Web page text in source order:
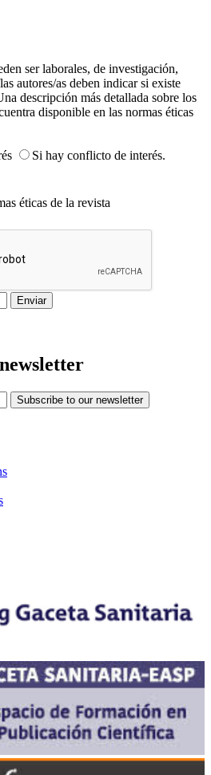
ser laborales, de investigación,
autores/as deben indicar si existe
descripción más detallada sobre los
disponible en las normas éticas
Si hay conflicto de interés.
éticas de la revista